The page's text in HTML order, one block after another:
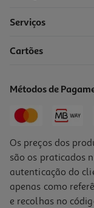
Serviços
Cartões
Métodos de
Os preços dos
são os praticados
autenticação do
apenas como
e recolhas no